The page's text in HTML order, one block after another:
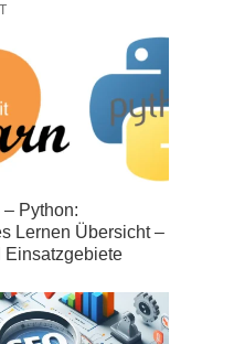
Python:
Lernen Übersicht –
Einsatzgebiete